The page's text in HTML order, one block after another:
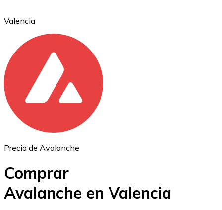
Ethereum
ETH
Valencia
Precio de Avalanche
Comprar
Avalanche en Valencia